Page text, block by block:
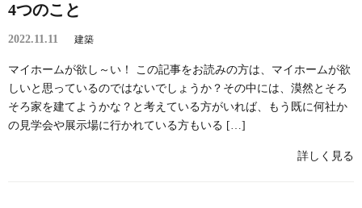
4つのこと
2022.11.11 建築
マイホームが欲し～い！ この記事をお読みの方は、マイホームが欲
しいと思っているのではないでしょうか？その中には、漠然とそろ
そろ家を建てようかな？と考えている方がいれば、もう既に何社か
の見学会や展示場に行かれている方もいる […]
詳しく見る